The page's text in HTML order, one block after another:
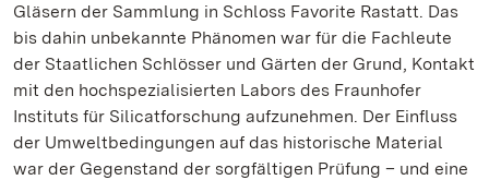
Gläsern der Sammlung in Schloss Favorite Rastatt. Das
bis dahin unbekannte Phänomen war für die Fachleute
der Staatlichen Schlösser und Gärten der Grund, Kontakt
mit den hochspezialisierten Labors des Fraunhofer
Instituts für Silicatforschung aufzunehmen. Der Einfluss
der Umweltbedingungen auf das historische Material
war der Gegenstand der sorgfältigen Prüfung – und eine